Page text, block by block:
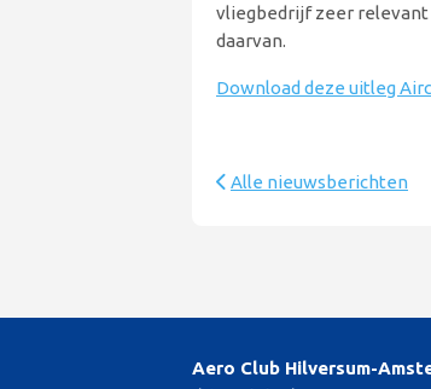
vliegbedrijf zeer relevant
daarvan.
Download deze uitleg
Alle nieuwsberichten
Aero Club Hilversum-